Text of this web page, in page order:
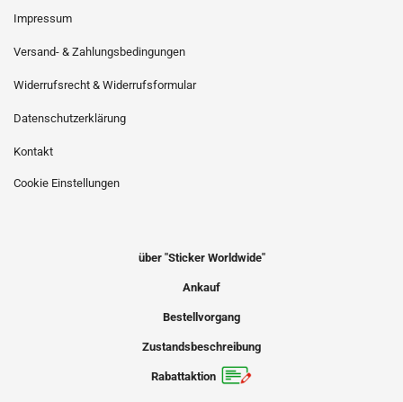
Impressum
Versand- & Zahlungsbedingungen
Widerrufsrecht & Widerrufsformular
Datenschutzerklärung
Kontakt
Cookie Einstellungen
über "Sticker Worldwide"
Ankauf
Bestellvorgang
Zustandsbeschreibung
Rabattaktion